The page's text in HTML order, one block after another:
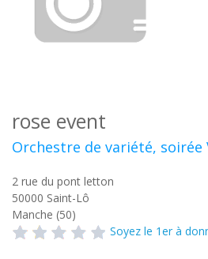
rose event
Orchestre de variété, soirée
2 rue du pont letton
50000 Saint-Lô
Manche (50)
Soyez le 1er à